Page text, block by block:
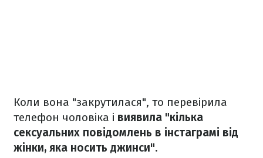
Коли вона "закрутилася", то перевірила
телефон чоловіка і виявила "кілька
сексуальних повідомлень в інстаграмі від
жінки, яка носить джинси".